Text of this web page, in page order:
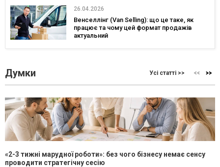
26.04.2026
Венселлінг (Van Selling): що це таке, як
працює та чому цей формат продажів
актуальний
Думки Усі статті >>
«2-3 тижні марудної роботи»: без чого бізнесу немає сенсу
проводити стратегічну сесію